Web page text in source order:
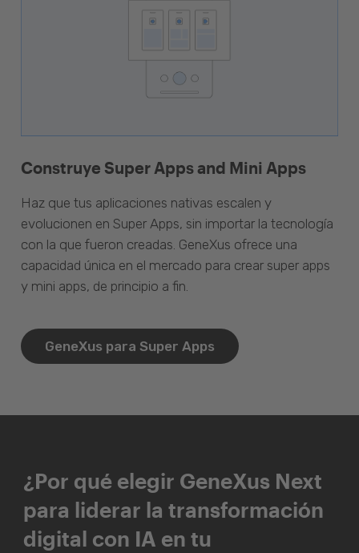
Construye Super Apps and Mini Apps
Haz que tus aplicaciones nativas escalen y
evolucionen en Super Apps, sin importar la tecnología
con la que fueron creadas. GeneXus ofrece una
capacidad única en el mercado para crear super apps
y mini apps, de principio a fin.
GeneXus para Super Apps
¿Por qué elegir GeneXus Next
para liderar la transformación
digital con IA en tu